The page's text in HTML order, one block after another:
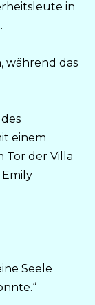
in
während das
einem
Tor der Villa
Seele